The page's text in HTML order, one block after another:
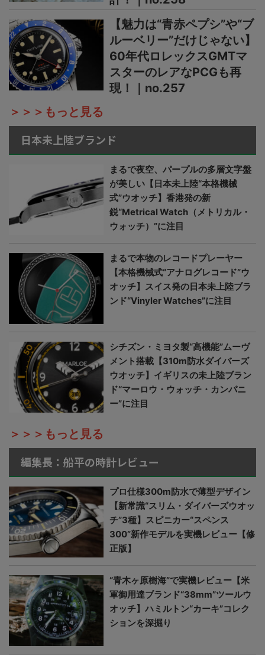
【魅力は“青赤ペプシ”や“ブ
ルーベリー”だけじゃない】
60年代ロレックスGMTマ
スターのレアなPCGも再
現！｜no.257
＞＞＞もっと見る
日本未上陸ブランド
まるで夜空、パープルの多層文字盤
が美しい【日本未上陸“本格機械
式”ウオッチ】香港発の新
鋭“Metrical Watch（メトリカル・
ウォッチ）”に注目
まるで本物のレコードプレーヤー
【本格機械式“アナログレコード”ウ
オッチ】スイス発の日本未上陸ブラ
ンド“Vinyler Watches”に注目
シチズン・ミヨタ製“高機能”ムーヴ
メント搭載【310m防水ダイバーズ
ウオッチ】イギリスの未上陸ブラン
ド“マーロウ・ウォッチ・カンパニ
ー”に注目
＞＞＞もっと見る
編集長：船平の時計レビュー
プロ仕様300m防水で薄型デザイン
【新常識“スリム・ダイバーズウオッ
チ”3種】スピニカー“スペンス
300”新作モデルを実機レビュー【修
正版】
“青木ヶ原樹海”で実機レビュー【米
軍御用達ブランド“38mm”ツールウ
オッチ】ハミルトン“カーキ”コレク
ションを深掘り